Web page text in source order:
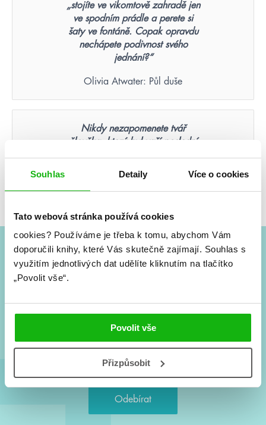
Souhlas Detaily Více o cookies
Tato webová stránka používá cookies
cookies? Používáme je třeba k tomu, abychom Vám
doporučili knihy, které Vás skutečně zajímají. Souhlas s
využitím jednotlivých dat udělíte kliknutím na tlačítko
„Povolit vše“.
Povolit vše
Přizpůsobit
„stojíte ve vikomtově zahradě jen
ve spodním prádle a perete si
šaty ve fontáně. Copak opravdu
nechápete podivnost svého
jednání?“
Olivia Atwater: Půl duše
Nikdy nezapomenete tvář
člověka, který byl vaší poslední
Suzanne Collins: Hunger Games – Aréna smrti
(ilustrované vydání)
#HumbookNews
Nové knihy, co se chystá, kvízy, soutěže, autoři, filmové
a seriálové adaptace a další.